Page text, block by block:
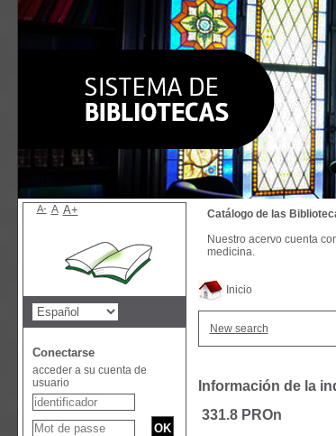
Inicio
New search
Información de la
331.8 PROn
Catálogo de las
Nuestro acervo cuenta
medicina.
A- A A+
Conectarse
acceder a su cuenta de
usuario